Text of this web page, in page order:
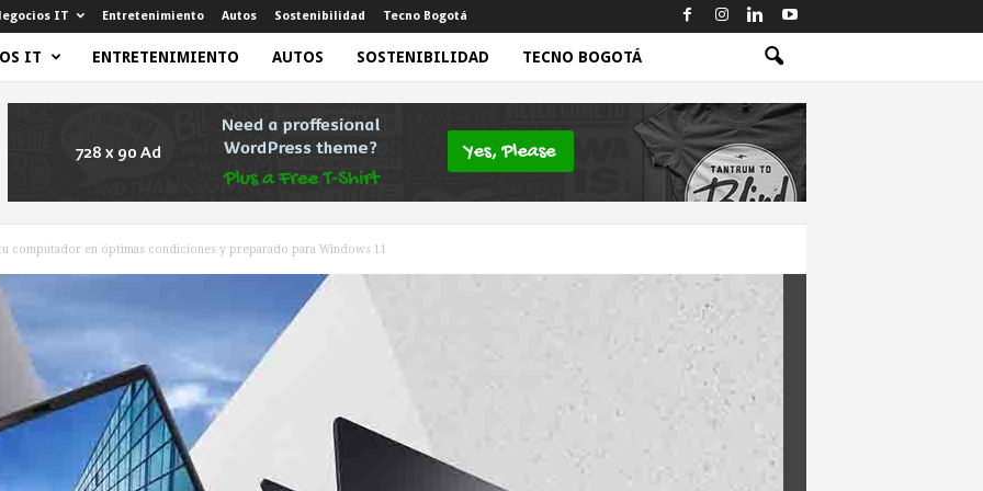
IT Entretenimiento Autos Sostenibilidad Tecno Bogotá
IT ENTRETENIMIENTO AUTOS SOSTENIBILIDAD TECNO BOGOTÁ
computador en óptimas condiciones y preparado para Windows 11